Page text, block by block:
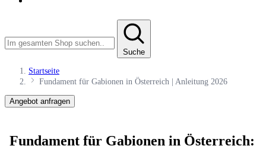
Suche
Startseite
Fundament für Gabionen in Österreich | Anleitung 2026
Angebot anfragen
Fundament für Gabionen in Österreich: